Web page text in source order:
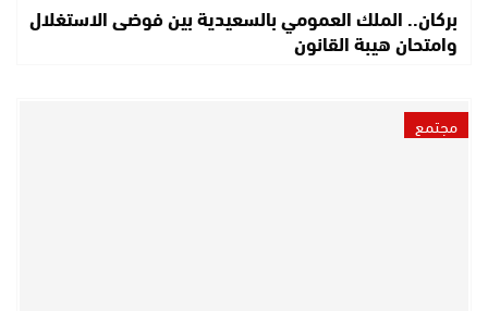
بركان.. الملك العمومي بالسعيدية بين فوضى الاستغلال
وامتحان هيبة القانون
مجتمع